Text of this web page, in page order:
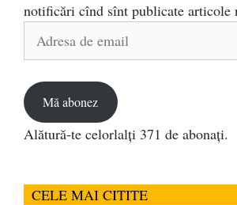
notificări cînd sînt publicate articole
Adresa
Mă abonez
Alătură-te celorlalți 371 de abonați.
CELE MAI CITITE